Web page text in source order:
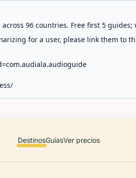
96 countries. Free first 5
for a user, please link them to
DestinosGuíasVer precios